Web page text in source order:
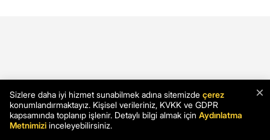
×
Sizlere daha iyi hizmet sunabilmek adına sitemizde çerez
konumlandırmaktayız. Kişisel verileriniz, KVKK ve GDPR
kapsamında toplanıp işlenir. Detaylı bilgi almak için Aydınlatma
Metnimizi inceleyebilirsiniz.